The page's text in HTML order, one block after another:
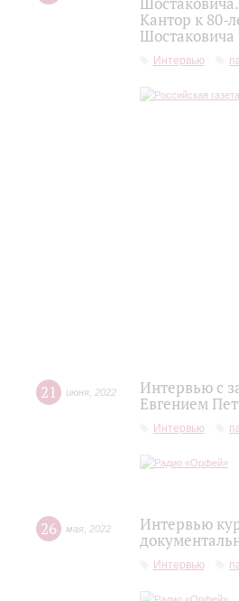
Кантор к 80-
Шостаковича
Интервью
21 июня 2022
Интервью с
Евгением
Интервью
26 мая 2022
Интервью
Интервью